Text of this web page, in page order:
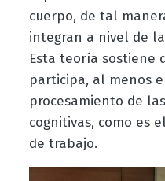
cuerpo, de tal
integran a nivel de
Esta teoría sostiene
participa, al menos
procesamiento de
cognitivas, como es
de trabajo.